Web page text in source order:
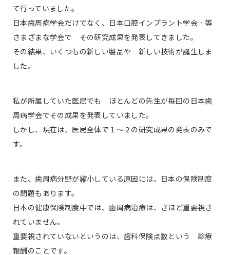
て行っていました。
日本歯周病学会だけでなく、日本口腔インプラント学会…等
さまざまな学会で その研究成果を発表してきました。
その結果、いくつもの新しい製品や 新しい技術が誕生しま
した。
私が所属していた医局でも ほとんどの先生が毎回の日本歯
周病学会でその成果を発表していました。
しかし、現在は、医局全体で１〜２の研究成果の発表のみで
す。
また、歯周病分野が縮小している原因には、日本の保険制度
の問題もあります。
日本の健康保険制度中では、歯周病治療は、さほど重要視さ
れていません。
重要視されていないというのは、歯科保険点数という 診療
報酬のことです。